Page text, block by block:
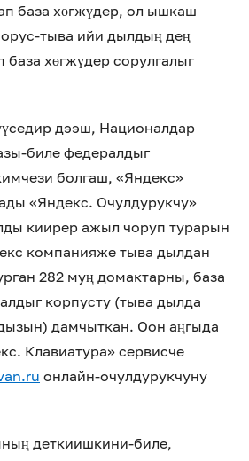
база хөгжүдер, ол ышкаш
тыва ийи дылдың дең
база хөгжүдер сорулгалыг
дээш, Националдар
биле федералдыг
болгаш, «Яндекс»
«Яндекс. Очулдурукчу»
киирер ажыл чоруп турарын
компанияже тыва дылдан
282 муң домактарны, база
корпусту (тыва дылда
дамчыткан. Оон аңгыда
Клавиатура» сервисче
онлайн-очулдурукчуну
деткиишкини-биле,